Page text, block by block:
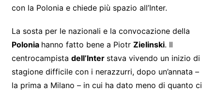
con la Polonia e chiede più spazio all’Inter.
La sosta per le nazionali e la convocazione della
Polonia hanno fatto bene a Piotr Zielinski. Il
centrocampista dell’Inter stava vivendo un inizio di
stagione difficile con i nerazzurri, dopo un’annata –
la prima a Milano – in cui ha dato meno di quanto ci